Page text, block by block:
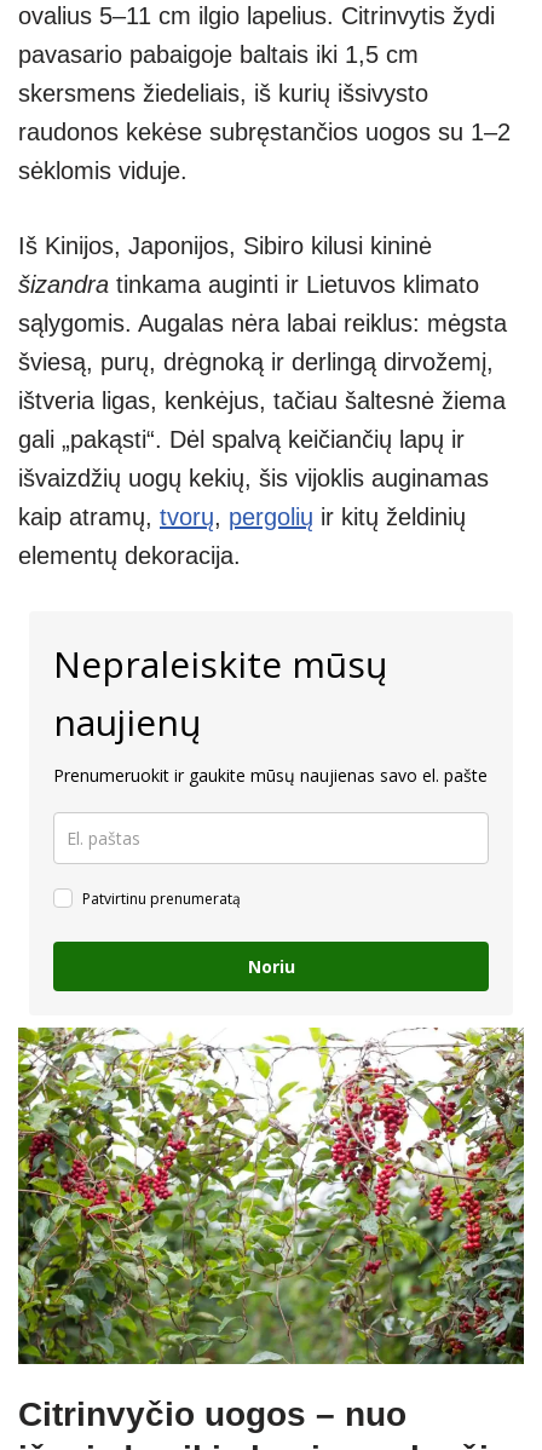
ovalius 5–11 cm ilgio lapelius. Citrinvytis žydi
pavasario pabaigoje baltais iki 1,5 cm
skersmens žiedeliais, iš kurių išsivysto
raudonos kekėse subręstančios uogos su 1–2
sėklomis viduje.
Iš Kinijos, Japonijos, Sibiro kilusi kininė
šizandra tinkama auginti ir Lietuvos klimato
sąlygomis. Augalas nėra labai reiklus: mėgsta
šviesą, purų, drėgnoką ir derlingą dirvožemį,
ištveria ligas, kenkėjus, tačiau šaltesnė žiema
gali „pakąsti“. Dėl spalvą keičiančių lapų ir
išvaizdžių uogų kekių, šis vijoklis auginamas
kaip atramų, tvorų, pergolių ir kitų želdinių
elementų dekoracija.
Nepraleiskite mūsų
naujienų
Prenumeruokit ir gaukite mūsų naujienas savo el. pašte
Patvirtinu prenumeratą
Noriu
Citrinvyčio uogos – nuo